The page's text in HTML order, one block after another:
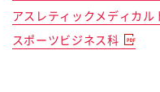
アスレティックメディカ
スポーツビジネス科